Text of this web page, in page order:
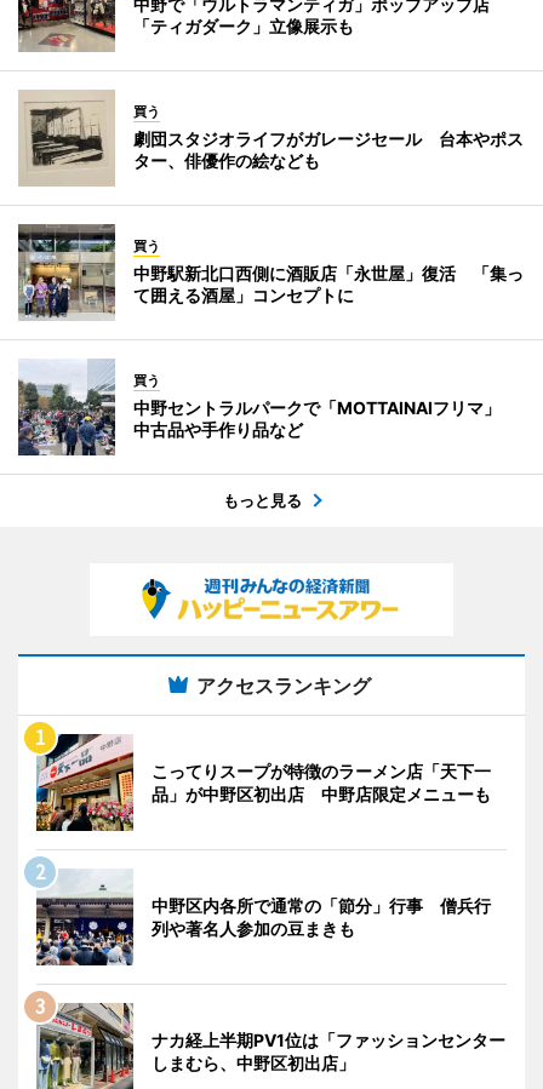
中野で「ウルトラマンティガ」ポップアップ店
「ティガダーク」立像展示も
買う
劇団スタジオライフがガレージセール 台本やポス
ター、俳優作の絵なども
買う
中野駅新北口西側に酒販店「永世屋」復活 「集っ
て囲える酒屋」コンセプトに
買う
中野セントラルパークで「MOTTAINAIフリマ」
中古品や手作り品など
もっと見る
アクセスランキング
こってりスープが特徴のラーメン店「天下一
品」が中野区初出店 中野店限定メニューも
中野区内各所で通常の「節分」行事 僧兵行
列や著名人参加の豆まきも
ナカ経上半期PV1位は「ファッションセンター
しまむら、中野区初出店」